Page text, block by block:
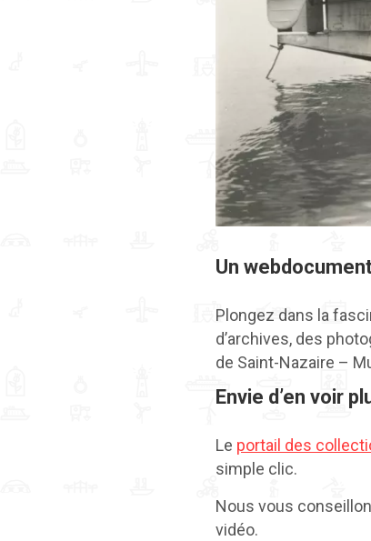
Un
Plongez dans la
d’archives, des
de Saint-Nazaire –
Envie d’en voir
Le portail des
simple clic.
Nous vous
vidéo.